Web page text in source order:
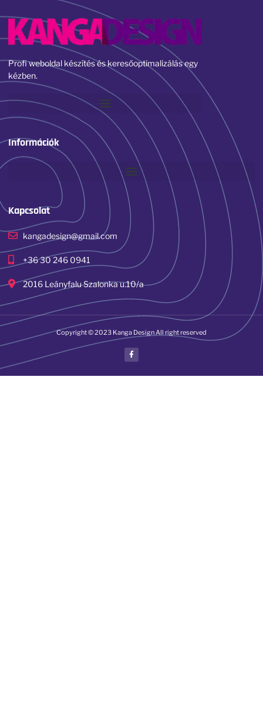
Profi weboldal készítés és keresőoptimalizálás egy
kézben.
Információk
Kapcsolat
kangadesign@gmail.com
+36 30 246 0941
2016 Leányfalu Szalonka u.10/a
Copyright © 2023 Kanga Design All right reserved